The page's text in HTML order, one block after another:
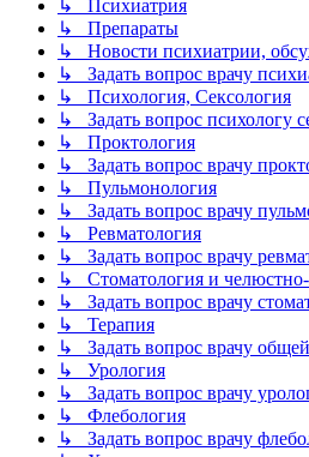
↳ Психиатрия
↳ Препараты
↳ Новости психиатрии,
↳ Задать вопрос врачу
↳ Психология, Сексология
↳ Задать вопрос психологу
↳ Проктология
↳ Задать вопрос врачу
↳ Пульмонология
↳ Задать вопрос врачу
↳ Ревматология
↳ Задать вопрос врачу
↳ Стоматология и челюстно-
↳ Задать вопрос врачу
↳ Терапия
↳ Задать вопрос врачу
↳ Урология
↳ Задать вопрос врачу
↳ Флебология
↳ Задать вопрос врачу